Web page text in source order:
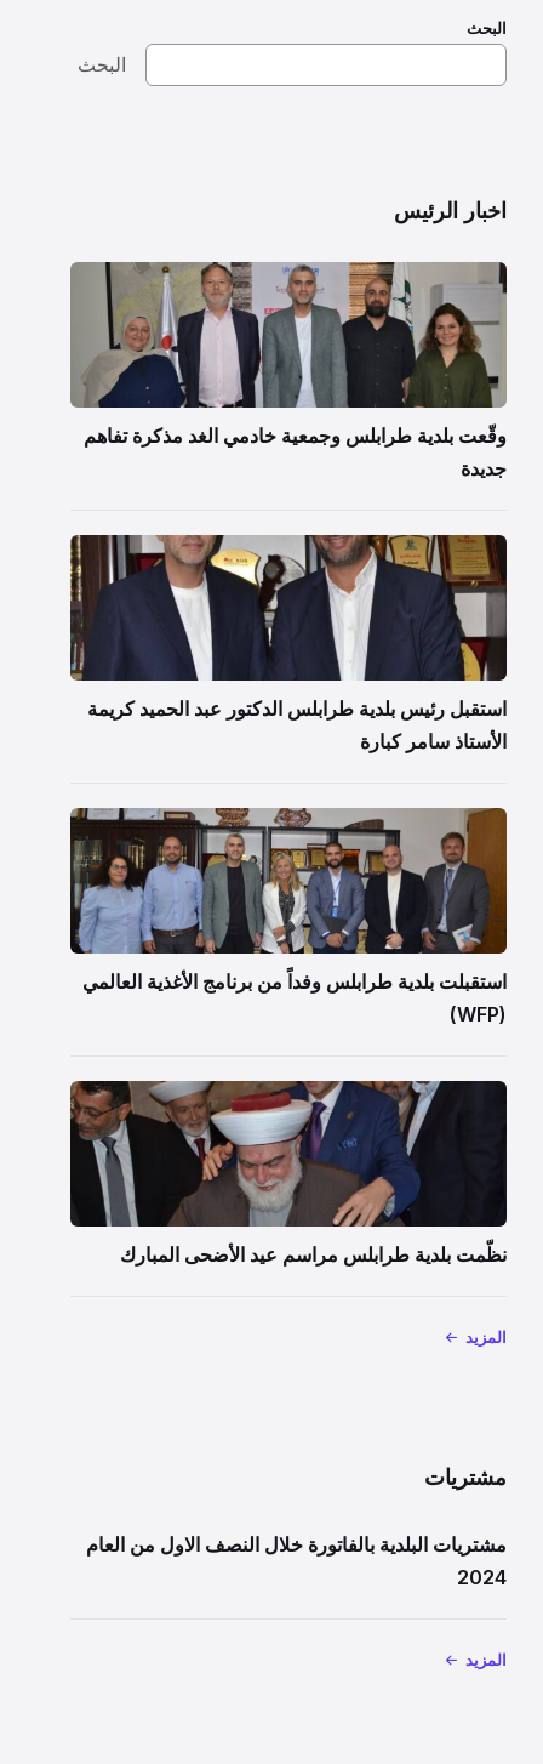
البحث
البحث
اخبار الرئيس
وقّعت بلدية طرابلس وجمعية خادمي الغد مذكرة تفاهم
جديدة
استقبل رئيس بلدية طرابلس الدكتور عبد الحميد كريمة
الأستاذ سامر كبارة
استقبلت بلدية طرابلس وفداً من برنامج الأغذية العالمي
(WFP)
نظّمت بلدية طرابلس مراسم عيد الأضحى المبارك
المزيد
مشتريات
مشتريات البلدية بالفاتورة خلال النصف الاول من العام
2024
المزيد